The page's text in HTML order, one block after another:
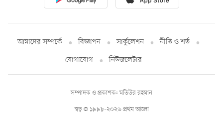
আমাদের সম্পর্কে বিজ্ঞাপন সার্কুলেশন
নীতি ও শর্ত
যোগাযোগ
নিউজলেটার
স্বত্ব © ১৯৯৮-২০২৬ প্রথম আলো
সম্পাদক ও প্রকাশক: মতিউর রহমান